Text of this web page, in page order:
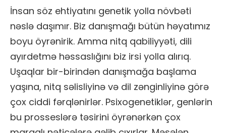
İnsan söz ehtiyatını genetik yolla növbəti
nəslə daşımır. Biz danışmağı bütün həyatımız
boyu öyrənirik. Amma nitq qabiliyyəti, dili
ayırdetmə həssaslığını biz irsi yolla alırıq.
Uşaqlar bir-birindən danışmağa başlama
yaşına, nitq səlisliyinə və dil zənginliyinə görə
çox ciddi fərqlənirlər. Psixogenetiklər, genlərin
bu prosseslərə təsirini öyrənərkən çox